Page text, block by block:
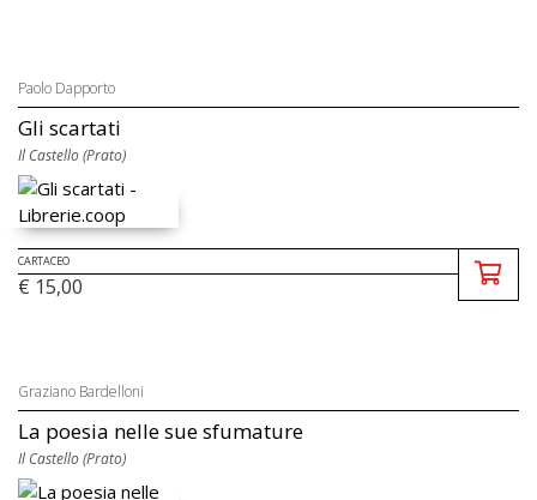
Paolo Dapporto
Gli scartati
Il Castello (Prato)
CARTACEO
€ 15,00
Graziano Bardelloni
La poesia nelle sue sfumature
Il Castello (Prato)